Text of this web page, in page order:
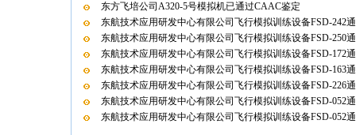
东方飞培公司A320-5号模拟机已通过CAAC鉴定
东航技术应用研发中心有限公司飞行模拟训练设备FSD-242
东航技术应用研发中心有限公司飞行模拟训练设备FSD-250
东航技术应用研发中心有限公司飞行模拟训练设备FSD-172
东航技术应用研发中心有限公司飞行模拟训练设备FSD-163
东航技术应用研发中心有限公司飞行模拟训练设备FSD-226
东航技术应用研发中心有限公司飞行模拟训练设备FSD-052
东航技术应用研发中心有限公司飞行模拟训练设备FSD-052